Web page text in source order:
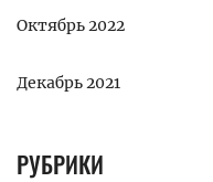
Октябрь 2022
Декабрь 2021
РУБРИКИ